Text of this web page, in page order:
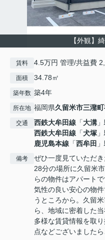
【外観】
賃料 4.5万円 管理/共益費
面積 34.78㎡
築年数 築4年
所在地 福岡県久留米市三潴
交通 西鉄大牟田線 「大溝
西鉄大牟田線 「犬塚
鹿児島本線 「西牟田
備考
ぜひ一度見ていただ
28分の場所に久留米
らの物件はアパート
気性の良い安心の物
うところから。久留
ら、地域に密着した
多様な賃貸情報を取
点などございました